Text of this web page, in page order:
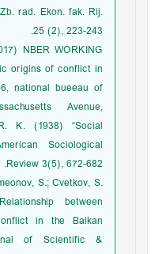
rad. Ekon. fak. Rij.
25 (2), 223-243.
NBER WORKING
origins of conflict in
national bueeau of
Avenue,
K. (1938) “Social
Sociological
Review 3(5), 672-682.
S.; Cvetkov, S.
between
in the Balkan
of Scientific &